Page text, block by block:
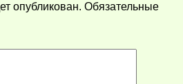
опубликован. Обязательные